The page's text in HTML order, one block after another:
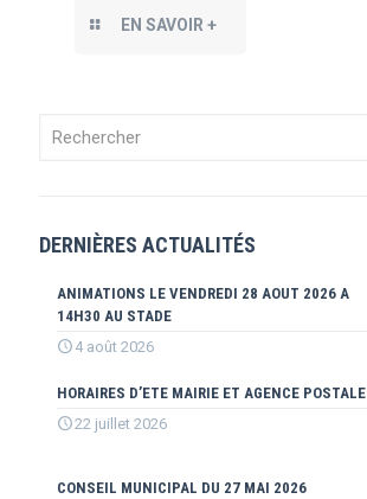
EN SAVOIR +
DERNIÈRES ACTUALITÉS
ANIMATIONS LE VENDREDI 28 AOUT 2026 A
14H30 AU STADE
4 août 2026
HORAIRES D’ETE MAIRIE ET AGENCE POSTALE
22 juillet 2026
CONSEIL MUNICIPAL DU 27 MAI 2026